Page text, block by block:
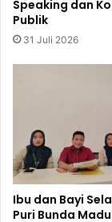
Speaking dan
Publik
31 Juli 2026
Ibu dan Bayi
Puri Bunda